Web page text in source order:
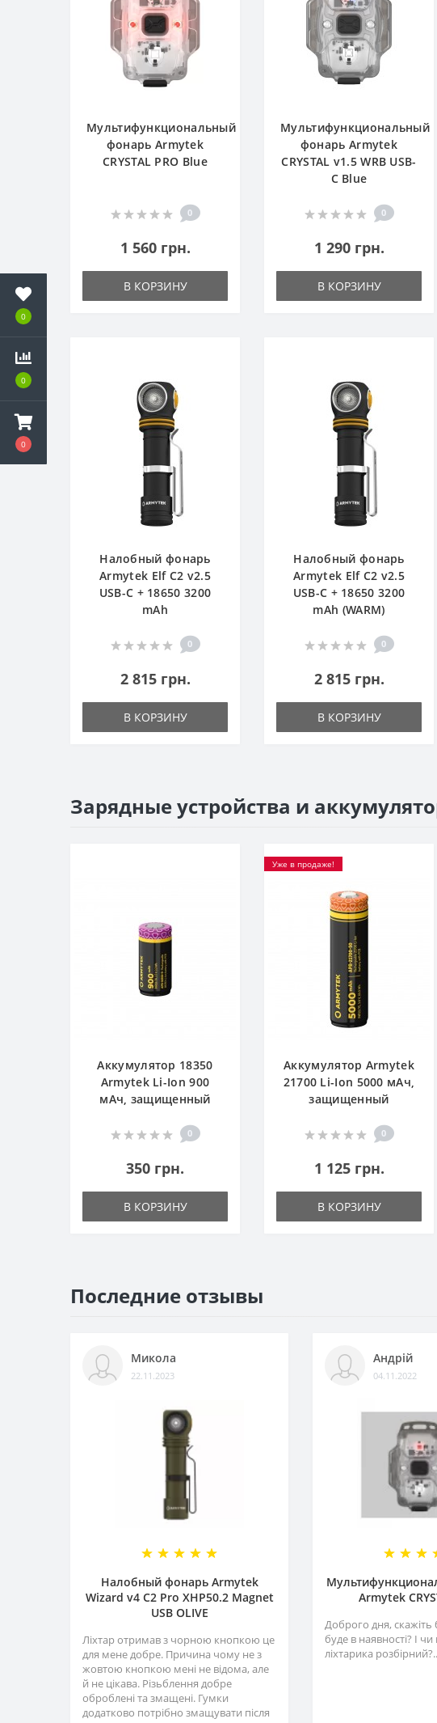
0
0
0
Мультифункциональный
фонарь Armytek
CRYSTAL PRO Blue
0
1 560 грн.
В КОРЗИНУ
Мультифункциональный
фонарь Armytek
CRYSTAL v1.5 WRB USB-
C Blue
0
1 290 грн.
В КОРЗИНУ
Налобный фонарь
Armytek Elf C2 v2.5
USB-C + 18650 3200
mAh
0
2 815 грн.
В КОРЗИНУ
Налобный фонарь
Armytek Elf C2 v2.5
USB-C + 18650 3200
mAh (WARM)
0
2 815 грн.
В КОРЗИНУ
Зарядные устройства и
Аккумулятор 18350
Armytek Li-Ion 900
мАч, защищенный
0
350 грн.
В КОРЗИНУ
Уже в продаже!
Аккумулятор Armytek
21700 Li-Ion 5000 мАч,
защищенный
0
1 125 грн.
В КОРЗИНУ
Последние отзывы
Микола
22.11.2023
Налобный фонарь Armytek
Wizard v4 C2 Pro XHP50.2 Magnet
USB OLIVE
Ліхтар отримав з чорною кнопкою це
для мене добре. Причина чому не з
жовтою кнопкою мені не відома, але
й не цікава. Різьблення добре
оброблені та змащені. Гумки
додатково потрібно змащувати після
Андрій
04.11.2022
Armytek
Доброго дня, скажіть
буде в наявності? І
ліхтарика розбірний?..